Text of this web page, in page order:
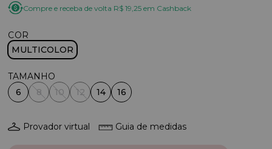
Compre e receba de volta R$ 19,25 em Cashback
COR
MULTICOLOR
6 8 10 12 14 16
Provador virtual Guia de medidas